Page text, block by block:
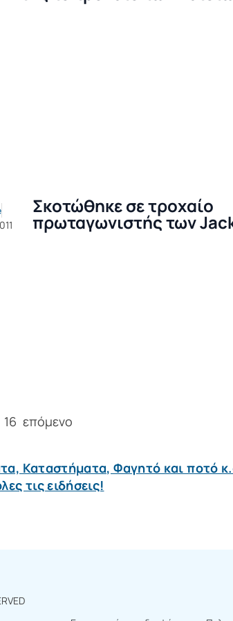
Σκοτώθηκε σε τροχαίο
πρωταγωνιστής των
16 επόμενο
Καταστήματα, Φαγητό και ποτό
τις ειδήσεις!